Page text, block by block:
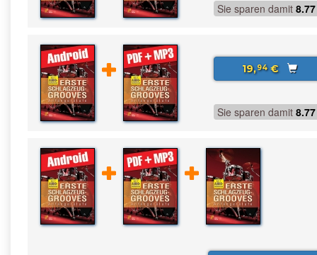
Sie sparen damit 8.77
19,94€
Sie sparen damit 8.77